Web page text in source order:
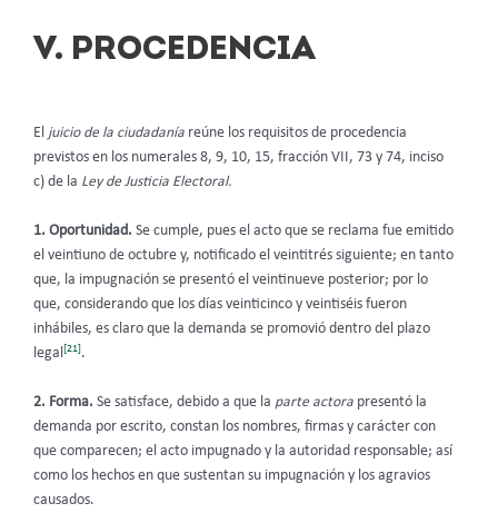
V. PROCEDENCIA
El juicio de la ciudadanía reúne los requisitos de procedencia
previstos en los numerales 8, 9, 10, 15, fracción VII, 73 y 74, inciso
c) de la Ley de Justicia Electoral.
1. Oportunidad. Se cumple, pues el acto que se reclama fue emitido
el veintiuno de octubre y, notificado el veintitrés siguiente; en tanto
que, la impugnación se presentó el veintinueve posterior; por lo
que, considerando que los días veinticinco y veintiséis fueron
inhábiles, es claro que la demanda se promovió dentro del plazo
legal [21].
2. Forma. Se satisface, debido a que la parte actora presentó la
demanda por escrito, constan los nombres, firmas y carácter con
que comparecen; el acto impugnado y la autoridad responsable; así
como los hechos en que sustentan su impugnación y los agravios
causados.